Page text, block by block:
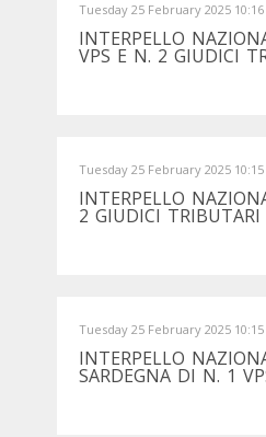
Tuesday 25 February 2025 10:16
INTERPELLO
VPS E N. 2 GIUDICI
Tuesday 25 February 2025 10:15
INTERPELLO
2 GIUDICI
Tuesday 25 February 2025 10:15
INTERPELLO
SARDEGNA DI N. 1